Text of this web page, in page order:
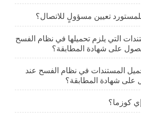
تعيين مسؤولٍ للاتصال؟
التي يلزم تحميلها في نظام الفسح
على شهادة المطابقة؟
المستندات في نظام الفسح عند
على شهادة المطابقة؟
كوزما؟